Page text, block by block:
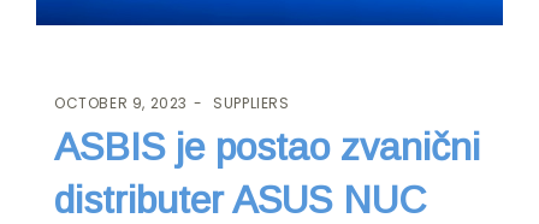
OCTOBER 9, 2023 SUPPLIERS
ASBIS je postao zvanični
distributer ASUS NUC